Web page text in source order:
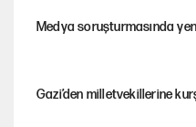
Medya soruşturmasında
Gazi’den milletvekillerine